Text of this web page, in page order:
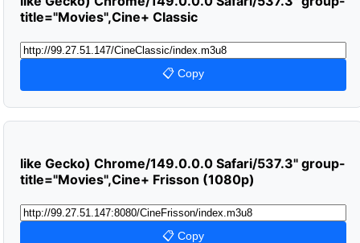
title="Movies",Cine+ Classic
📋 Copy
like Gecko) Chrome/149.0.0.0 Safari/537.3" group-
title="Movies",Cine+ Frisson (1080p)
📋 Copy